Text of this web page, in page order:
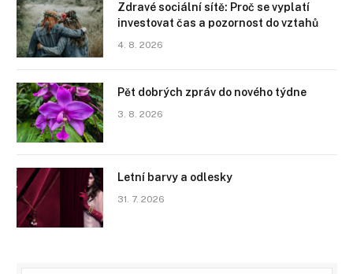
Zdravé sociální sítě: Proč se vyplatí
investovat čas a pozornost do vztahů
4. 8. 2026
Pět dobrých zpráv do nového týdne
3. 8. 2026
Letní barvy a odlesky
31. 7. 2026